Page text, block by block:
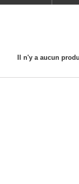
Il n'y a aucun